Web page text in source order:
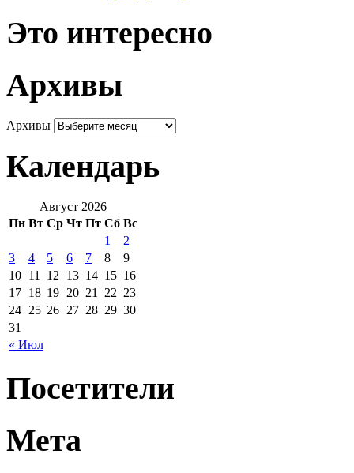
Это интересно
Архивы
Архивы
Календарь
Август 2026
Пн Вт Ср Чт Пт Сб Вс
« Июл
1
2
3
4 5 6 7 8
9
10 11 12 13 14 15 16
17 18 19 20 21 22 23
24 25 26 27 28 29 30
31
Посетители
Мета